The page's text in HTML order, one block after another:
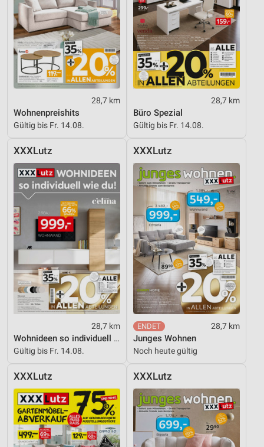
28,7 km
Wohnenpreishits
Gültig bis Fr. 14.08.
28,7 km
Büro Spezial
Gültig bis Fr. 14.08.
XXXLutz
28,7 km
Wohnideen so individuell wie du!
Gültig bis Fr. 14.08.
XXXLutz
28,7 km
Junges Wohnen
Noch heute gültig
XXXLutz XXXLutz
Geräte anhand von aktiv angeforderten
Informationen identifizieren
Nicht-IAB-Verarbeitungszwecke:
Notwendig
Performance
Funktional